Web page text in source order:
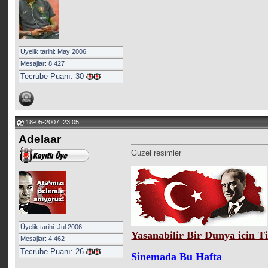
Üyelik tarihi: May 2006
Mesajlar: 8.427
Tecrübe Puanı:30
18-05-2007, 23:05
Adelaar
Üyelik tarihi: Jul 2006
Mesajlar: 4.462
Tecrübe Puanı:26
Guzel resimler
Yasanabilir Bir Dunya icin
Sinemada Bu Hafta